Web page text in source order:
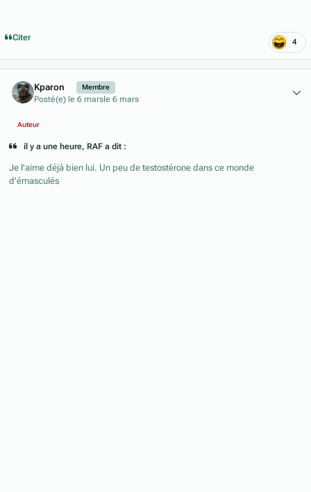
Citer 4
Kparon Membre
Posté(e) le 6 mars le 6 mars
Auteur
il y a une heure, RAF a dit :
Je l'aime déjà bien lui. Un peu de testostérone dans ce monde
d'émasculés